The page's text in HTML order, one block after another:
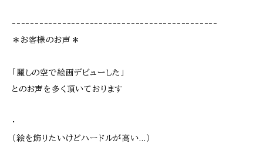
---------------------------------------------
＊お客様のお声＊
「麗しの空で絵画デビューした」
とのお声を多く頂いております
･
（絵を飾りたいけどハードルが高い…）